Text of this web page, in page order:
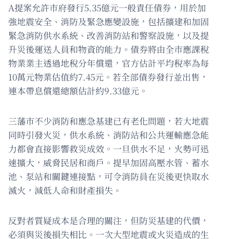
A提案允許市府發行5.35億元一般責任債券，用於加
強地震安全、消防及緊急應變設施，包括擴建和加固
緊急消防供水系統、改善消防站和警察設施，以及提
升災後運送人員和物資的能力。債券將由全市應課稅
物業業主透過地稅分年償還，官方估計平均稅率為每
10萬元物業估值約7.45元。若全部債券發行並出售，
連本帶息償還總額估計約9.33億元。
三藩市不少消防和應急基建已有老化問題，若大地震
同時引發火災，供水系統、消防站和公共運輸應急能
力都會直接影響救災成效。一旦供水不足，火勢可迅
速擴大，威脅民居和商戶。提早加固高壓水管、蓄水
池、泵站和關鍵連接點，可令消防員在災後更快取水
滅火，減低人命和財產損失。
反對者質疑成本是合理的關注，但防災基建的代價，
必須與災後損失相比。一次大型地震或火災造成的生